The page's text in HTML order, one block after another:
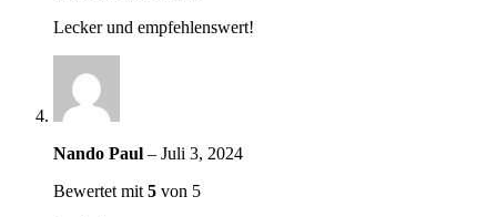
Lecker und empfehlenswert!
Nando Paul – Juli 3, 2024
Bewertet mit 5 von 5